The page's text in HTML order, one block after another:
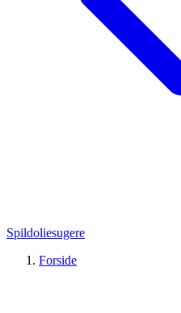
Spildoliesugere
Forside